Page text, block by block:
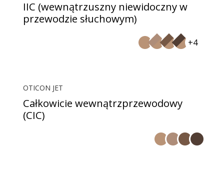
IIC (wewnątrzuszny niewidoczny w
przewodzie słuchowym)
+4
OTICON JET
Całkowicie wewnątrzprzewodowy
(CIC)